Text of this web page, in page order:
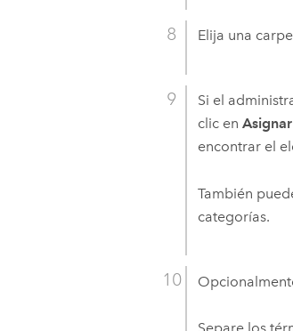
Elija una
Si el
clic en
encontrar el
También
categorías.